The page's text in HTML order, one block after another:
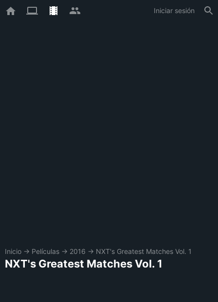
Iniciar sesión
Inicio → Películas → 2016 → NXT's Greatest Matches Vol. 1
NXT's Greatest Matches Vol. 1